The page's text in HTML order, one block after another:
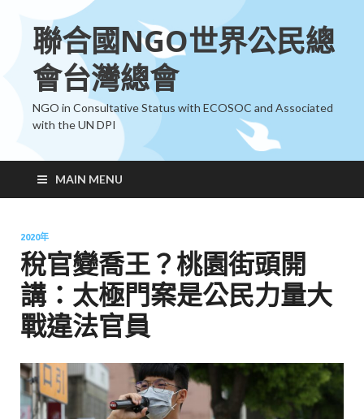
聯合國NGO世界公民總
會台灣總會
NGO in Consultative Status with ECOSOC and Associated
with the UN DPI
MAIN MENU
2020年
稅官變喬王？桃園街頭開
講：太極門案是公民力量大
戰違法官員